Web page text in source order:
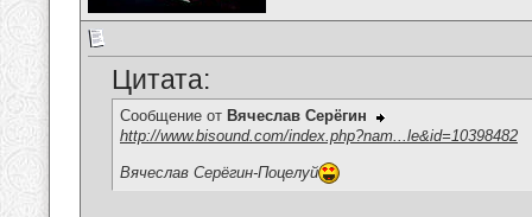
Цитата:
Сообщение от Вячеслав Серёгин
http://www.bisound.com/index.php?nam...le&id=10398482
Вячеслав Серёгин-Поцелуй